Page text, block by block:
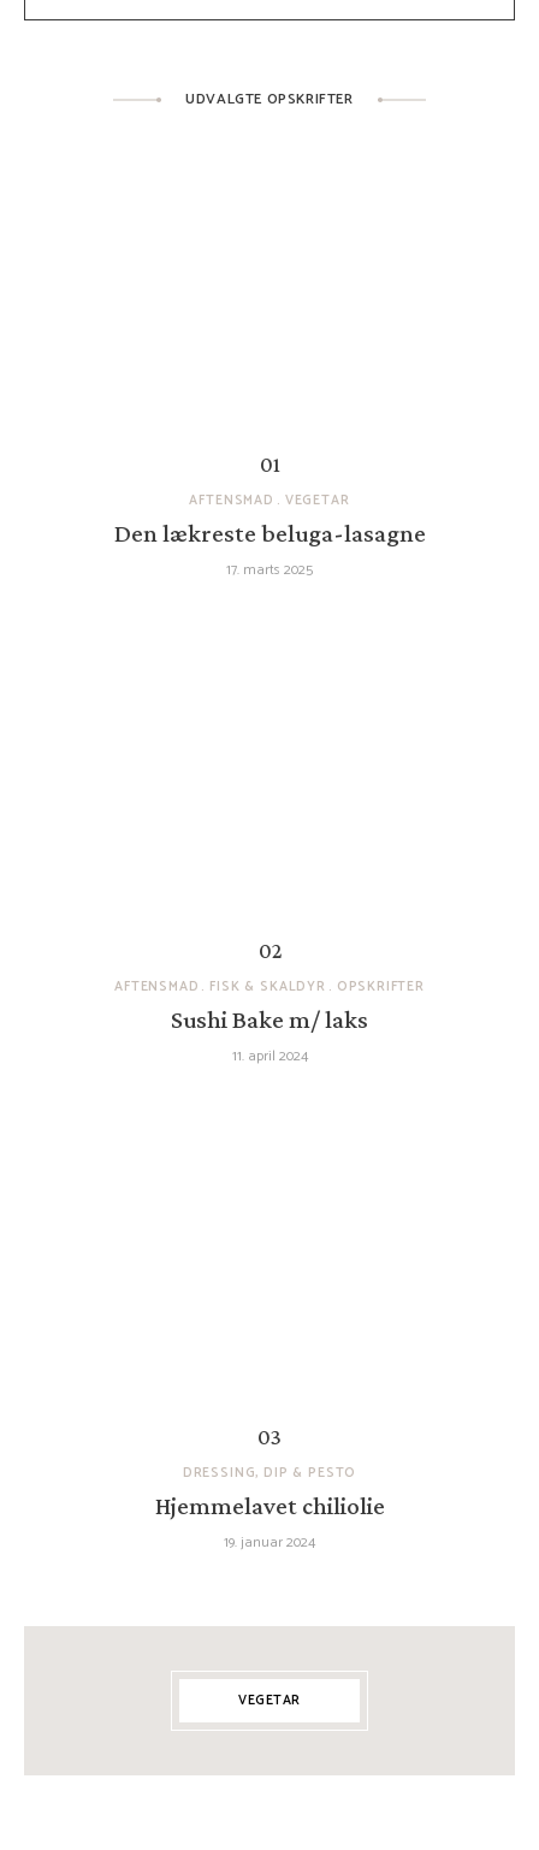
UDVALGTE OPSKRIFTER
AFTENSMAD VEGETAR
Den lækreste beluga-lasagne
17. marts 2025
AFTENSMAD FISK & SKALDYR OPSKRIFTER
Sushi Bake m/ laks
11. april 2024
DRESSING, DIP & PESTO
Hjemmelavet chiliolie
19. januar 2024
VEGETAR